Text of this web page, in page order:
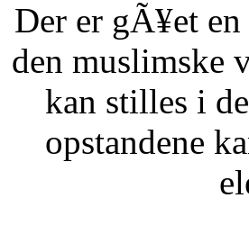
Der er gÃ¥et
den muslimske
kan stilles i
opstandene